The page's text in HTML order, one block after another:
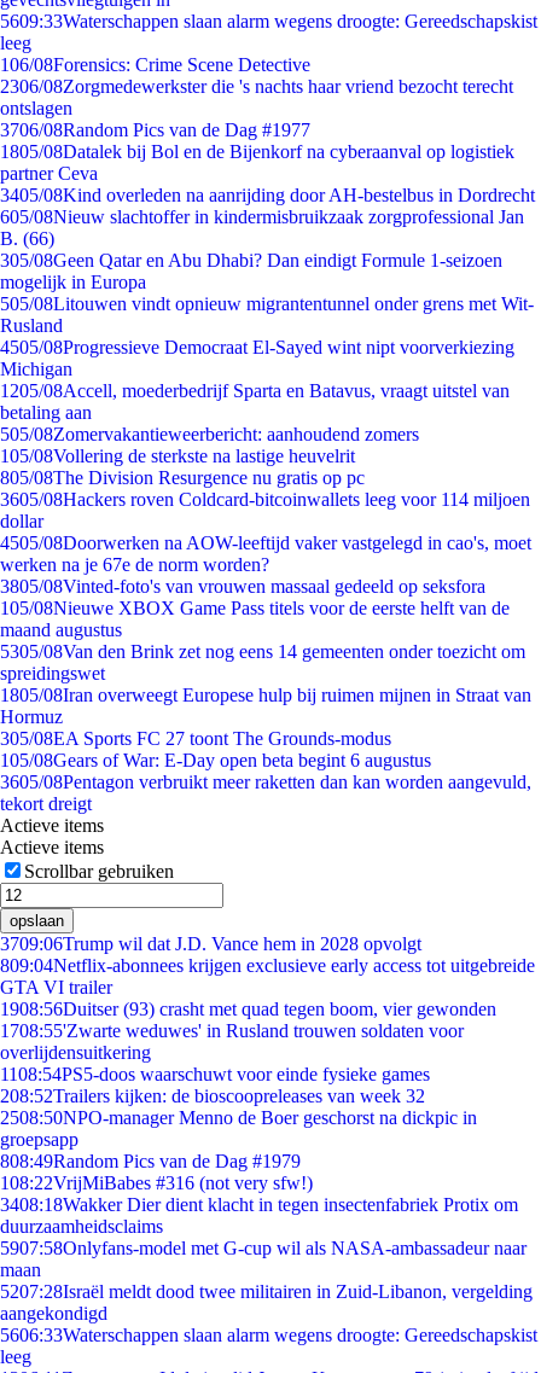
5609:33Waterschappen slaan alarm wegens droogte: Gereedschapskist
leeg
106/08Forensics: Crime Scene Detective
2306/08Zorgmedewerkster die 's nachts haar vriend bezocht terecht
ontslagen
3706/08Random Pics van de Dag #1977
1805/08Datalek bij Bol en de Bijenkorf na cyberaanval op logistiek
partner Ceva
3405/08Kind overleden na aanrijding door AH-bestelbus in Dordrecht
605/08Nieuw slachtoffer in kindermisbruikzaak zorgprofessional Jan
B. (66)
305/08Geen Qatar en Abu Dhabi? Dan eindigt Formule 1-seizoen
mogelijk in Europa
505/08Litouwen vindt opnieuw migrantentunnel onder grens met Wit-
Rusland
4505/08Progressieve Democraat El-Sayed wint nipt voorverkiezing
Michigan
1205/08Accell, moederbedrijf Sparta en Batavus, vraagt uitstel van
betaling aan
505/08Zomervakantieweerbericht: aanhoudend zomers
105/08Vollering de sterkste na lastige heuvelrit
805/08The Division Resurgence nu gratis op pc
3605/08Hackers roven Coldcard-bitcoinwallets leeg voor 114 miljoen
dollar
4505/08Doorwerken na AOW-leeftijd vaker vastgelegd in cao's, moet
werken na je 67e de norm worden?
3805/08Vinted-foto's van vrouwen massaal gedeeld op seksfora
105/08Nieuwe XBOX Game Pass titels voor de eerste helft van de
maand augustus
5305/08Van den Brink zet nog eens 14 gemeenten onder toezicht om
spreidingswet
1805/08Iran overweegt Europese hulp bij ruimen mijnen in Straat van
Hormuz
305/08EA Sports FC 27 toont The Grounds-modus
105/08Gears of War: E-Day open beta begint 6 augustus
3605/08Pentagon verbruikt meer raketten dan kan worden aangevuld,
tekort dreigt
Actieve items
Actieve items
Scrollbar gebruiken
opslaan
3709:06Trump wil dat J.D. Vance hem in 2028 opvolgt
809:04Netflix-abonnees krijgen exclusieve early access tot uitgebreide
GTA VI trailer
1908:56Duitser (93) crasht met quad tegen boom, vier gewonden
1708:55'Zwarte weduwes' in Rusland trouwen soldaten voor
overlijdensuitkering
1108:54PS5-doos waarschuwt voor einde fysieke games
208:52Trailers kijken: de bioscoopreleases van week 32
2508:50NPO-manager Menno de Boer geschorst na dickpic in
groepsapp
808:49Random Pics van de Dag #1979
108:22VrijMiBabes #316 (not very sfw!)
3408:18Wakker Dier dient klacht in tegen insectenfabriek Protix om
duurzaamheidsclaims
5907:58Onlyfans-model met G-cup wil als NASA-ambassadeur naar
maan
5207:28Israël meldt dood twee militairen in Zuid-Libanon, vergelding
aangekondigd
5606:33Waterschappen slaan alarm wegens droogte: Gereedschapskist
leeg